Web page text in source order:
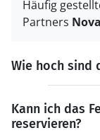
Häufig
Partners
Wie hoch sind
Kann ich das
reservieren?